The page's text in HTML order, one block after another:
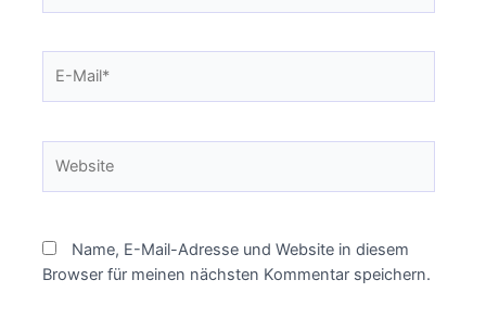
Mail*
Name, E-Mail-Adresse und Website in diesem
Browser für meinen nächsten Kommentar speichern.